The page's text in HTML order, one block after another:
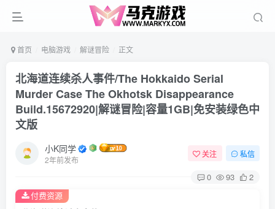
首页 电脑游戏 解谜冒险 正文
北海道连续杀人事件/The Hokkaido Serial
Murder Case The Okhotsk Disappearance
Build.15672920|解谜冒险|容量1GB|免安装绿色中
文版
小K同学
2年前发布
关注 私信
0 93 2
付费资源